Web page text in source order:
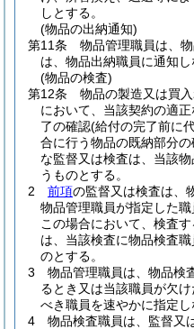
しとする。
(物品の出納通知)
第11条
物品管理職員は、
は、物品出納職員に通知し
(物品の検査)
第12条
物品の製造又は買
において、当該契約の適
了の確認(給付の完了前に
合に行う物品の既納部分
な監督又は検査は、当該
うものとする。
2
前項の監督又は検査は、
物品管理職員が指定した
この場合において、検査
は、当該検査に物品検査
のとする。
3
物品管理職員は、物品検
るとき又は当該職員が欠
べき職員を速やかに指定し
4
物品検査職員は、監督又